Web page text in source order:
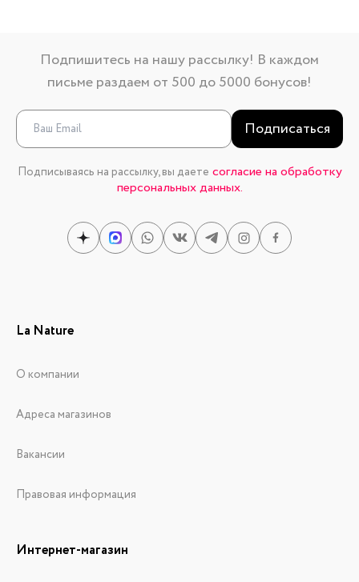
Подпишитесь на нашу рассылку! В каждом
письме раздаем от 500 до 5000 бонусов!
Подписаться
Подписываясь на рассылку, вы даете согласие на обработку
персональных данных.
La Nature
О компании
Адреса магазинов
Вакансии
Правовая информация
Интернет-магазин